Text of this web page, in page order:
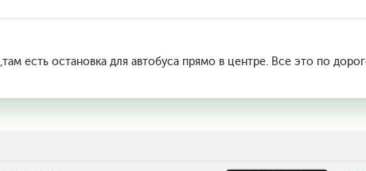
есть остановка для автобуса прямо в центре. Все это по